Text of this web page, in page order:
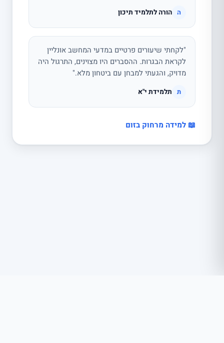
ה הורה לתלמיד תיכון
"לקחתי שיעורים פרטיים במדעי המחשב אונליין
לקראת הבגרות. ההסברים היו מצוינים, התרגול היה
מדויק, והגעתי למבחן עם ביטחון מלא."
ת תלמידת י"א
📖 למידה מרחוק בזום